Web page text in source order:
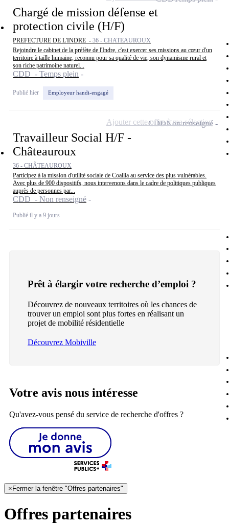
Chargé de mission défense et
protection civile (H/F)
PREFECTURE DE L'INDRE - 36 - CHATEAUROUX
Rejoindre le cabinet de la préfète de l'Indre, c'est exercer ses missions au cœur d'un
territoire à taille humaine, reconnu pour sa qualité de vie, son dynamisme rural et
son riche patrimoine naturel...
CDD - Temps plein
Publié hier Employeur handi-engagé
Travailleur Social H/F -
Châteauroux
36 - CHÂTEAUROUX
Participez à la mission d'utilité sociale de Coallia au service des plus vulnérables.
Avec plus de 900 dispositifs, nous intervenons dans le cadre de politiques publiques
auprès de personnes par...
CDD - Non renseigné
Publié il y a 9 jours
CDDNon renseigné
Ajouter cette offre à ma sélection
Prêt à élargir votre recherche d’emploi ?
Découvrez de nouveaux territoires où les chances de
trouver un emploi sont plus fortes en réalisant un
projet de mobilité résidentielle
Découvrez Mobiville
Votre avis nous intéresse
Qu'avez-vous pensé du service de recherche d'offres ?
× Fermer la fenêtre "Offres partenaires"
Offres partenaires